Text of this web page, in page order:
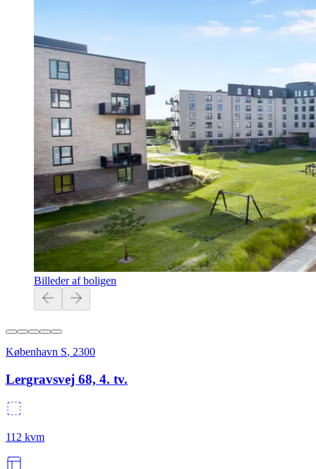
Billeder af boligen
København S, 2300
Lergravsvej 68, 4. tv.
112 kvm